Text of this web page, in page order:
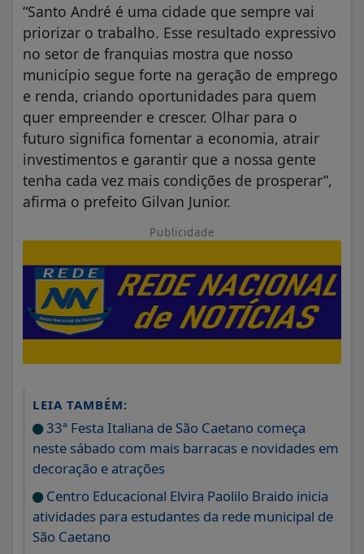
“Santo André é uma cidade que sempre vai
priorizar o trabalho. Esse resultado expressivo
no setor de franquias mostra que nosso
município segue forte na geração de emprego
e renda, criando oportunidades para quem
quer empreender e crescer. Olhar para o
futuro significa fomentar a economia, atrair
investimentos e garantir que a nossa gente
tenha cada vez mais condições de prosperar”,
afirma o prefeito Gilvan Junior.
Publicidade
LEIA TAMBÉM:
33ª Festa Italiana de São Caetano começa
neste sábado com mais barracas e novidades em
decoração e atrações
Centro Educacional Elvira Paolilo Braido inicia
atividades para estudantes da rede municipal de
São Caetano